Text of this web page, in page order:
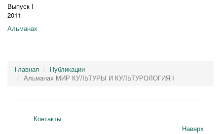
Выпуск I
2011
Альманах
Главная
Публикации
Альманах МИР КУЛЬТУРЫ И КУЛЬТУРОЛОГИЯ I
Контакты
Наверх